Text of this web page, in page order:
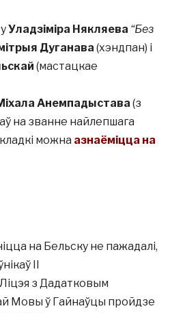
Уладзіміра Някляева “Без
Дуганава (хэндпан) і
(мастацкае
Міхала Анемпадыстава (з
на званне найлепшага
можна азнаёміцца на
на Бельску не пажадалі,
II
з Дадатковым
Мовы ў Гайнаўцы пройдзе